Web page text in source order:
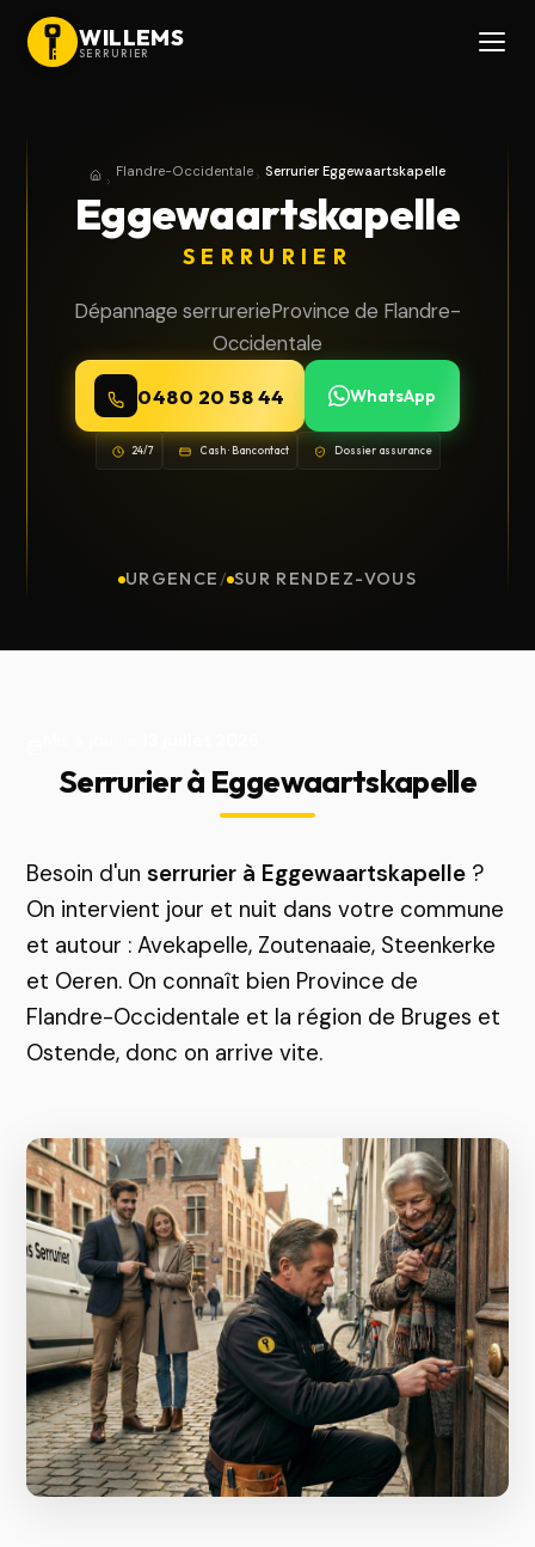
WILLEMS
SERRURIER
AccueilProvince de Flandre-Occidentale
Flandre-Occidentale Serrurier Eggewaartskapelle
Eggewaartskapelle
SERRURIER
Dépannage serrurerieProvince de Flandre-
Occidentale
0480 20 58 44 WhatsApp
24/7 Cash · Bancontact Dossier assurance
URGENCE / SUR RENDEZ-VOUS
Serrurier à Eggewaartskapelle
Besoin d'unserrurier à Eggewaartskapelle ?
On intervient jour et nuit dans votre commune
et autour : Avekapelle, Zoutenaaie, Steenkerke
et Oeren. On connaît bien Province de
Flandre-Occidentale et la région de Bruges et
Ostende, donc on arrive vite.